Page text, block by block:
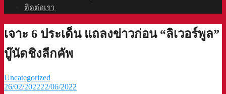
ติดต่อเรา
เจาะ 6 ประเด็น แถลงข่าวก่อน “ลิเวอร์พูล”
บู๊นัดชิงลีกคัพ
Uncategorized
26/02/202222/06/2022